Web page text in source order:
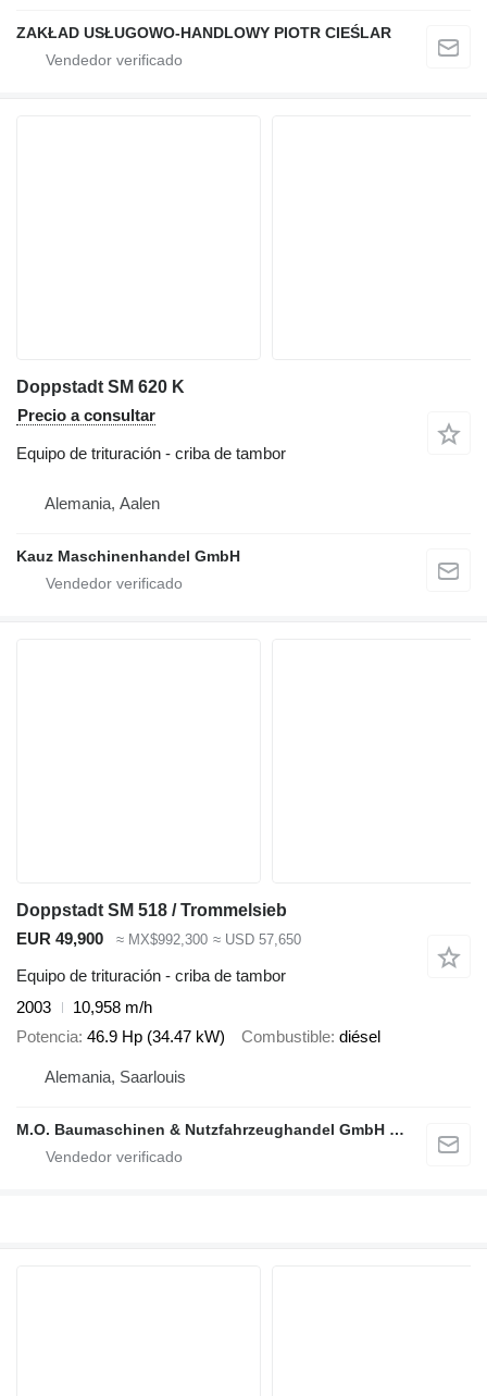
ZAKŁAD USŁUGOWO-HANDLOWY PIOTR CIEŚLAR
Doppstadt SM 620 K
Precio a consultar
Equipo de trituración - criba de tambor
Alemania, Aalen
Kauz Maschinenhandel GmbH
Doppstadt SM 518 / Trommelsieb
EUR 49,900
≈ MX$992,300 ≈ USD 57,650
Equipo de trituración - criba de tambor
2003
10,958 m/h
Potencia 46.9 Hp (34.47 kW) Combustible diésel
Alemania, Saarlouis
M.O. Baumaschinen & Nutzfahrzeughandel GmbH & CO.